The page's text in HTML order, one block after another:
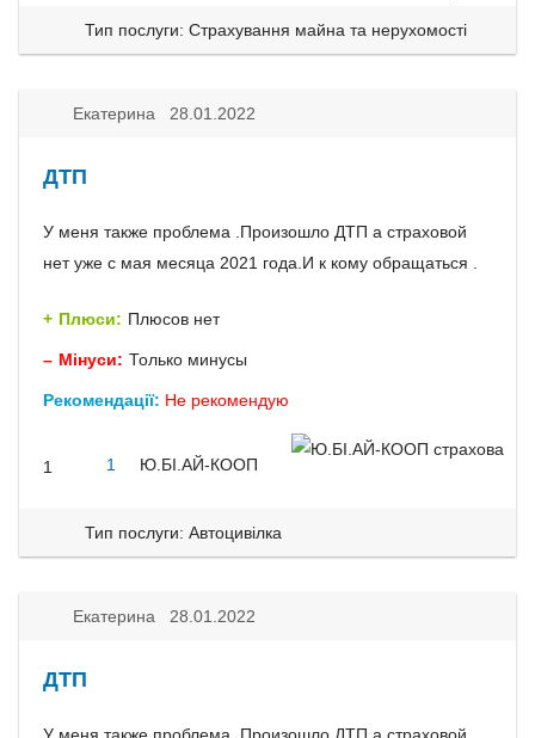
Тип послуги: Страхування майна та нерухомості
Екатерина 28.01.2022
ДТП
У меня также проблема .Произошло ДТП а страховой
нет уже с мая месяца 2021 года.И к кому обращаться .
Плюси: Плюсов нет
Мінуси: Только минусы
Рекомендації: Не рекомендую
1 1 Ю.БІ.АЙ-КООП
Тип послуги: Автоцивілка
Екатерина 28.01.2022
ДТП